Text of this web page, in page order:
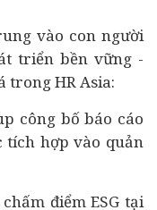
vào con người
triển bền vững -
trong HR Asia:
công bố báo cáo
tích hợp vào quản
điểm ESG tại